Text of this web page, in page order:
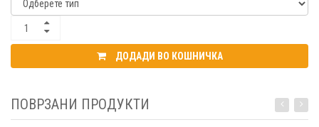
ДОДАДИ ВО КОШНИЧКА
ПОВРЗАНИ ПРОДУКТИ